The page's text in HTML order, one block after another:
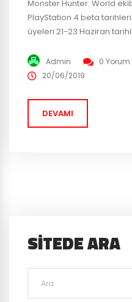
Monster Hunter: World
PlayStation 4 beta
üyeleri 21-23 Haziran
4 oyuncuları da 28-30
güncellemeyi test
PS4! PS Plus members
Admin 0 Yorum
20/06/2019
DEVAMI
SITEDE ARA